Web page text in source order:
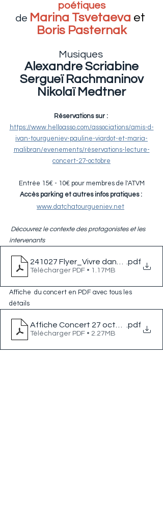
poétiques
de Marina Tsvetaeva et
Boris Pasternak
Musiques
Alexandre Scriabine
Sergueï Rachmaninov
Nikolaï Medtner
Réservations sur :
https://www.helloasso.com/associations/amis-d-
ivan-tourgueniev-pauline-viardot-et-maria-
malibran/evenements/réservations-lecture-
concert-27-octobre
Entrée 15€ - 10€ pour membres de l'ATVM
Accès parking et autres infos pratiques :
www.datchatourgueniev.net
intervenants
241027 Flyer_Vivre dans le feu_déf
.pdf
Télécharger PDF • 1.17MB
Affiche  du concert en PDF avec tous les
détails
Affiche Concert 27 octobre 2024 -
.pdf
Télécharger PDF • 2.27MB